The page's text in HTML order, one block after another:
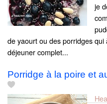
je
de yaourt ou des porridges
déjeuner complet...
Porridge à la poire et